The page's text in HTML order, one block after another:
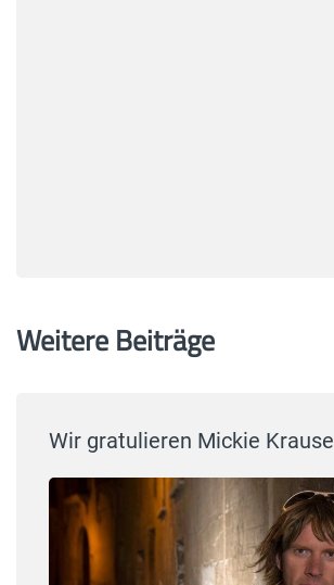
Weitere Beiträge
Wir gratulieren Mickie Krause